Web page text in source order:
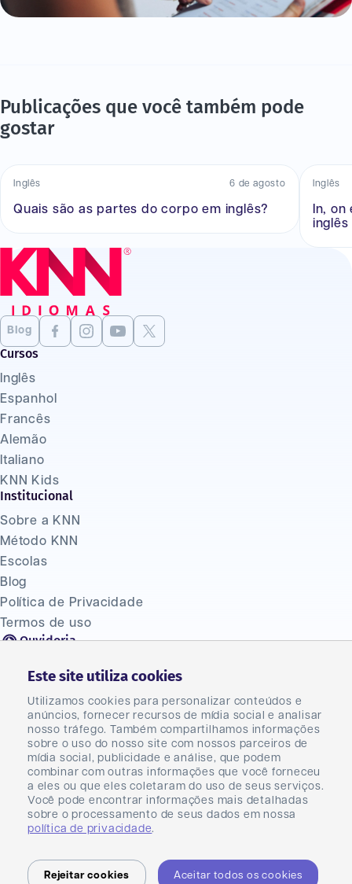
Este site utiliza cookies
Utilizamos cookies para personalizar conteúdos e
anúncios, fornecer recursos de mídia social e analisar
nosso tráfego. Também compartilhamos informações
sobre o uso do nosso site com nossos parceiros de
mídia social, publicidade e análise, que podem
combinar com outras informações que você forneceu
a eles ou que eles coletaram do uso de seus serviços.
Você pode encontrar informações mais detalhadas
sobre o processamento de seus dados em nossa
política de privacidade.
Rejeitar cookies Aceitar todos os cookies
Publicações que você também pode
gostar
Inglês 6 de agosto
Quais são as partes do corpo em inglês?
Inglês
In,
inglês
Blog
Cursos
Inglês
Espanhol
Francês
Alemão
Italiano
KNN Kids
Institucional
Sobre a KNN
Método KNN
Escolas
Blog
Política de Privacidade
Termos de uso
Ouvidoria
Fale Conosco
Seja um franqueado
Seja um parceiro
Master
Carreiras